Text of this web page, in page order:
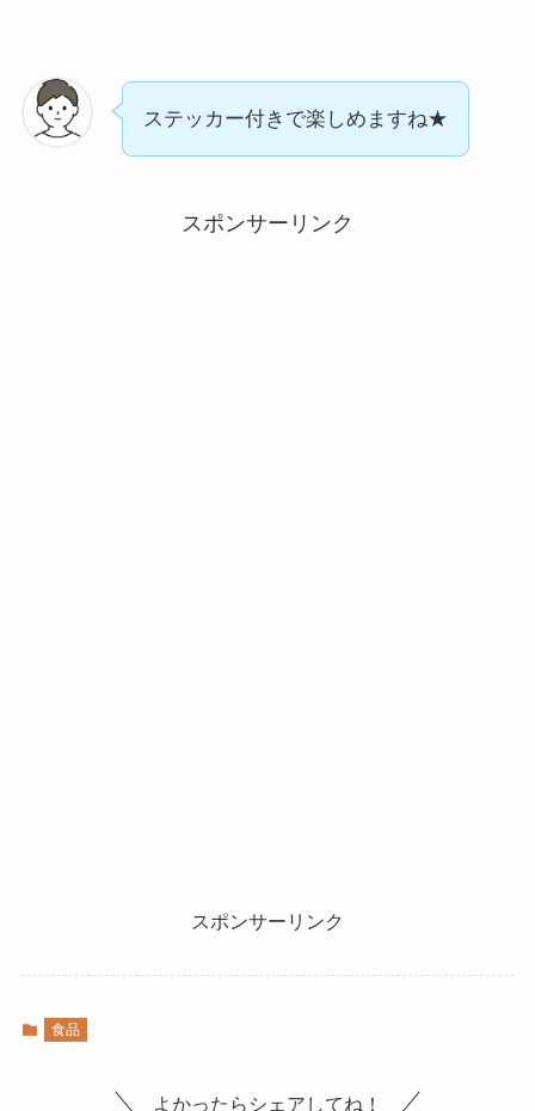
ステッカー付きで楽しめますね★
スポンサーリンク
スポンサーリンク
食品
よかったらシェアしてね！